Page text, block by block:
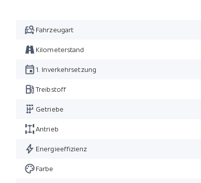
Fahrzeugart
Kilometerstand
1. Inverkehrsetzung
Treibstoff
Getriebe
Antrieb
Energieeffizienz
Farbe